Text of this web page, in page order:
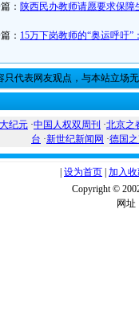
： 陕西民办教师请愿要求保障
： 15万下岗教师的“奥运呼吁”
只代表网友观点，与本站立场
大纪元 ·中国人权双周刊 ·北京之
台 ·新世纪新闻网 ·德国
设为首页 加入
Copyright ©
网址